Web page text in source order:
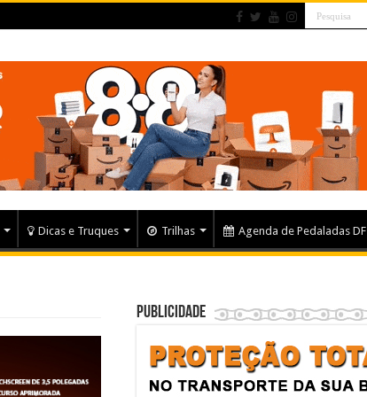
Dicas e Truques Trilhas Agenda de Pedaladas DF
Publicidade